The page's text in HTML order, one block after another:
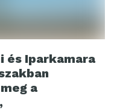
és Iparkamara
a